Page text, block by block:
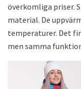
överkomliga priser.
material. De
temperaturer. Det
men samma